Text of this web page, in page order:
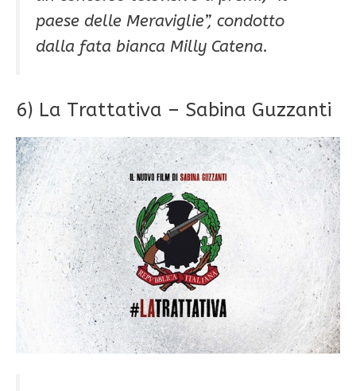
paese delle Meraviglie”, condotto
dalla fata bianca Milly Catena.
6) La Trattativa – Sabina Guzzanti